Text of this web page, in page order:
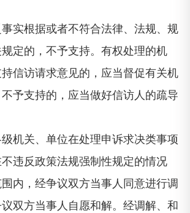
事实根据或者不符合法律、法规、规
定的，不予支持。有权处理的机
信访请求意见的，应当督促有关机
予支持的，应当做好信访人的疏导
机关、单位在处理申诉求决类事项
违反政策法规强制性规定的情况
内，经争议双方当事人同意进行调
双方当事人自愿和解。经调解、和